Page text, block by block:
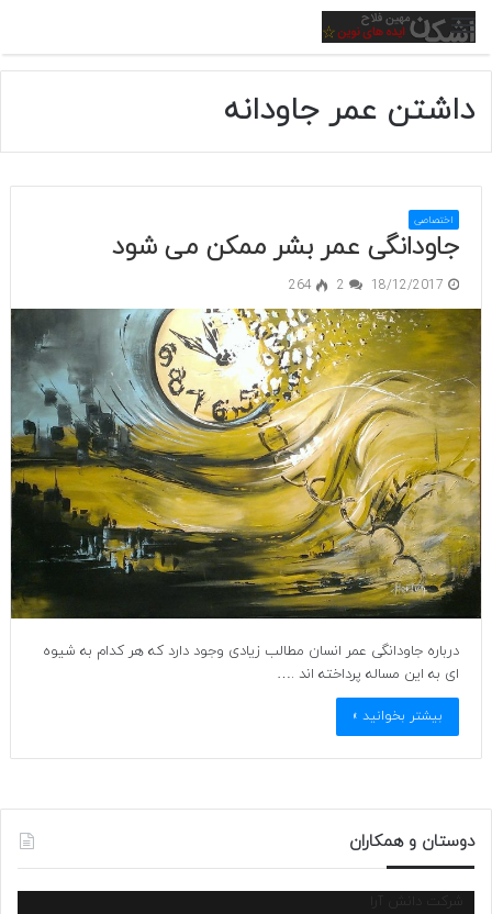
منو
داشتن عمر جاودانه
اختصاصی
جاودانگی عمر بشر ممکن می شود
18/12/2017
2
264
درباره جاودانگی عمر انسان مطالب زیادی وجود دارد که هر کدام به شیوه
ای به این مساله پرداخته اند .…
بیشتر بخوانید »
دوستان و همکاران
شرکت دانش آرا